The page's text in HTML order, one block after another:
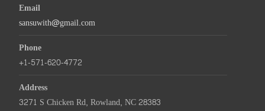
Email
sansuwith@gmail.com
Phone
+1-571-620-4772
Address
3271 S Chicken Rd, Rowland, NC 28383